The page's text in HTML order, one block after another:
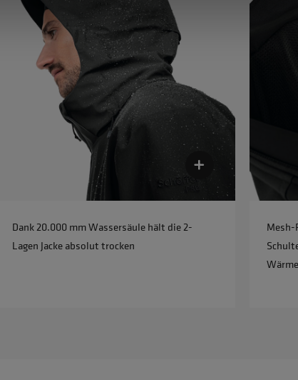
Dank 20.000 mm Wassersäule hält die 2-
Lagen Jacke absolut trocken